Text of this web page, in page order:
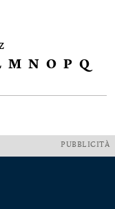
M N O P Q
PUBBLICITÀ